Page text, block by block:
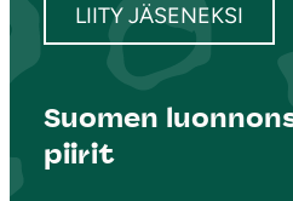
LIITY JÄSENEKSI
Suomen
piirit